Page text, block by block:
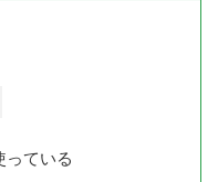
っている